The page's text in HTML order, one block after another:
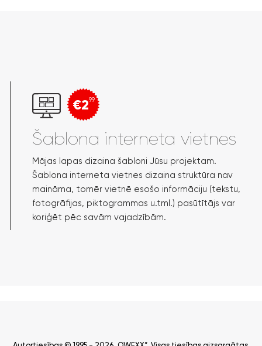
Šablona interneta vietnes
€299
Mājas lapas dizaina šabloni Jūsu projektam.
Šablona interneta vietnes dizaina struktūra nav
maināma, tomēr vietnē esošo informāciju (tekstu,
fotogrāfijas, piktogrammas u.tml.) pasūtītājs var
koriģēt pēc savām vajadzībām.